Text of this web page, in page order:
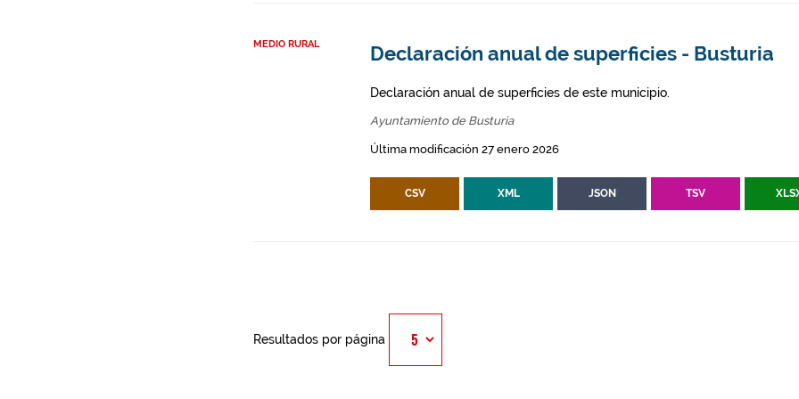
MEDIO RURAL Declaración anual de superficies - Busturia
Declaración anual de superficies de este municipio.
Ayuntamiento de Busturia
Última modificación 27 enero 2026
CSV XML JSON TSV
Resultados por página